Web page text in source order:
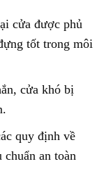
cửa được phủ
tốt trong môi
cửa khó bị
quy định về
chuẩn an toàn